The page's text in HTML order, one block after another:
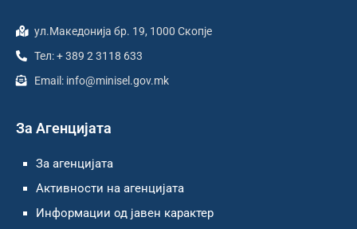
ул.Македонија бр. 19, 1000 Скопје
Тел: + 389 2 3118 633
Email: info@minisel.gov.mk
За Агенцијата
За агенцијата
Активности на агенцијата
Информации од јавен карактер